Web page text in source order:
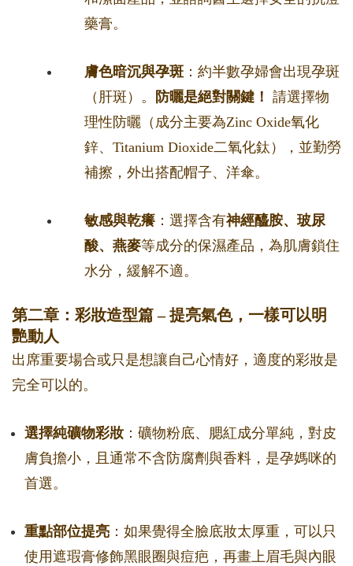
藥膏。
膚色暗沉與孕斑 ：約半數孕婦會出現孕斑
（肝斑）。
防曬是絕對關鍵！ 請選擇物
理性防曬（成分主要為Zinc Oxide氧化
鋅、Titanium Dioxide二氧化鈦），並勤勞
補擦，外出搭配帽子、洋傘。
敏感與乾癢 ：選擇含有神經醯胺、玻尿
酸、燕麥等成分的保濕產品，為肌膚鎖住
水分，緩解不適。
第二章：彩妝造型篇 – 提亮氣色，一樣可以明
艷動人
出席重要場合或只是想讓自己心情好，適度的彩妝是
完全可以的。
選擇純礦物彩妝 ：礦物粉底、腮紅成分單純，對皮
膚負擔小，且通常不含防腐劑與香料，是孕媽咪的
首選。
重點部位提亮 ：如果覺得全臉底妝太厚重，可以只
使用遮瑕膏修飾黑眼圈與痘疤，再畫上眉毛與內眼